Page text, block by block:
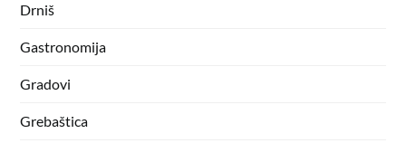
Drniš
Gastronomija
Gradovi
Grebaštica